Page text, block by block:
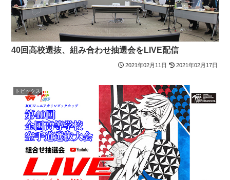
40回高校選抜、組み合わせ抽選会をLIVE配信
2021年02月11日 2021年02月17日
トピックス